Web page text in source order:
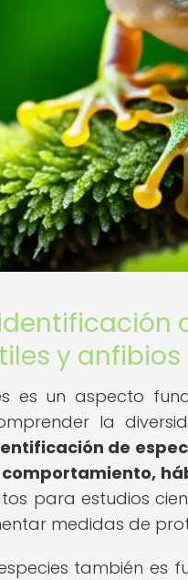
y anfibios
es un aspecto
la
de
para estudios
medidas de
también